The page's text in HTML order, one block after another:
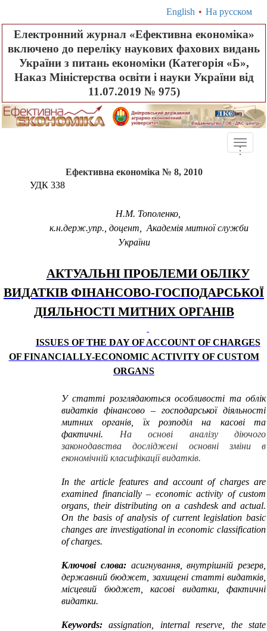
English • На русском
Електронний журнал «Ефективна економіка»
включено до переліку наукових фахових видань
України з питань економіки (Категорія «Б»,
Наказ Міністерства освіти і науки України від
11.07.2019 № 975)
Toggle
...
Ефективна економіка № 8, 2010
УДК 338
Н.М. Тополенко,
к.н.держ.упр., доцент, Академія митної служби
України
АКТУАЛЬНІ ПРОБЛЕМИ ОБЛІКУ
ВИДАТКІВ ФІНАНСОВО-ГОСПОДАРСЬКОЇ
ДІЯЛЬНОСТІ МИТНИХ ОРГАНІВ
ISSUES OF THE DAY OF ACCOUNT OF CHARGES
OF FINANCIALLY-ECONOMIC ACTIVITY OF CUSTOM
ORGANS
У статті розглядаються особливості та облік
видатків фінансово – господарської діяльності
митних органів, їх розподіл на касові та
фактичні. На основі аналізу діючого
законодавства досліджені основні зміни в
економічній класифікації видатків.
In the article features and account of charges are
examined financially – economic activity of custom
organs, their distributing on a cashdesk and actual.
On the basis of analysis of current legislation basic
changes are investigational in economic classification
of charges.
Ключові слова:асигнування, внутрішній резерв,
державний бюджет, захищені статті видатків,
місцевий бюджет, касові видатки, фактичні
видатки.
Keywords: assignation, internal reserve, the state